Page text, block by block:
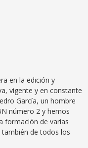
en la edición y
vigente y en constante
García, un hombre
número 2 y hemos
formación de varias
de todos los